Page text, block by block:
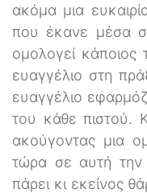
ακόμα μια
που έκανε μέσα
ομολογεί κάποιος
ευαγγέλιο στη
ευαγγέλιο
του κάθε πιστού.
ακούγοντας μια
τώρα σε αυτή την
πάρει κι εκείνος